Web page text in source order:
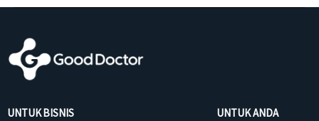
UNTUK BISNIS UNTUK ANDA